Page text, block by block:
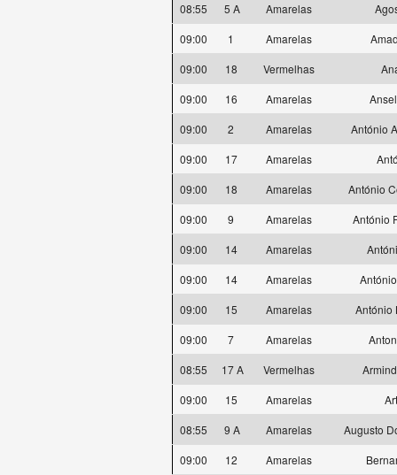
08:55
5 A Amarelas
09:00
1 Amarelas
09:00
18 Vermelhas
09:00
16 Amarelas
09:00
2 Amarelas
António
09:00
17 Amarelas
09:00
18 Amarelas
António
09:00
9 Amarelas
António
09:00
14 Amarelas
09:00
14 Amarelas
09:00
15 Amarelas
António
09:00
7 Amarelas
08:55
17 A Vermelhas
09:00
15 Amarelas
08:55
9 A Amarelas
Augusto
09:00
12 Amarelas